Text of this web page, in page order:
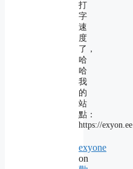
打
字
速
度
了，
哈
哈
我
的
站
點：
https://exyon.ee
exyone
on